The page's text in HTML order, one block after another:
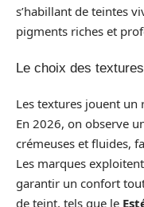
s’habillant de teintes
pigments riches et
Le choix des textures
Les textures jouent un
En 2026, on observe
crémeuses et fluides,
Les marques
garantir un confort
de teint, tels que le